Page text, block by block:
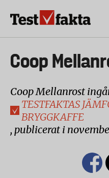
Huvudmeny
ny
Coop
Coop Mellanrost
TESTFAKTAS
BRYGGKAFFE
, publicerat i